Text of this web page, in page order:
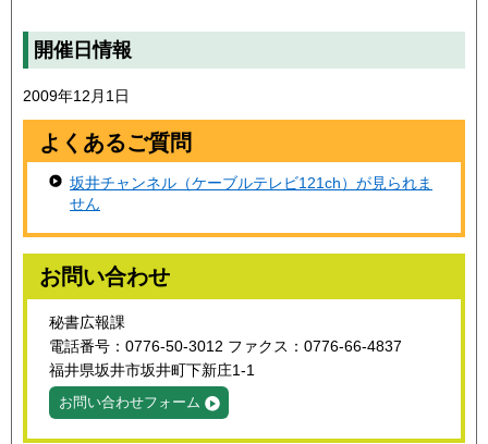
開催日情報
2009年12月1日
よくあるご質問
坂井チャンネル（ケーブルテレビ121ch）が見られま
せん
お問い合わせ
秘書広報課
電話番号：0776-50-3012 ファクス：0776-66-4837
福井県坂井市坂井町下新庄1-1
お問い合わせフォーム